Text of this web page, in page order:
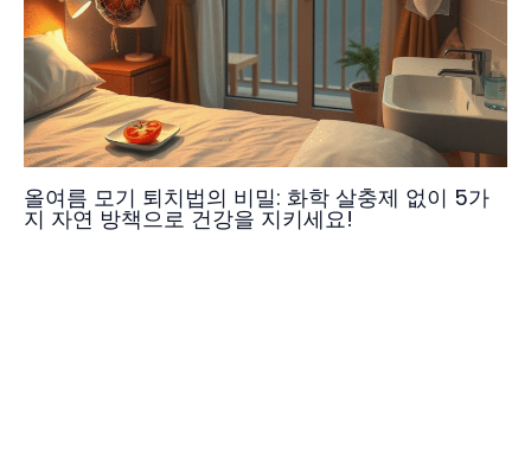
올여름 모기 퇴치법의 비밀: 화학 살충제 없이 5가
지 자연 방책으로 건강을 지키세요!